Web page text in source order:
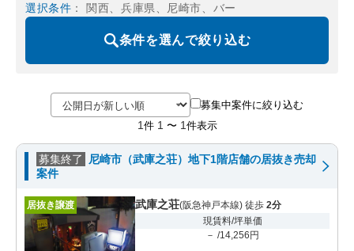
選択条件 ： 関西、兵庫県、尼崎市、バー
条件を選んで絞り込む
募集中案件に絞り込む
1 件 1 〜 1 件表示
募集終了
尼崎市（武庫之荘）地下1階店舗の居抜き売却
案件
居抜き譲渡 武庫之荘(阪急神戸本線) 徒歩 2分
現賃料/坪単価
－ /14,256円